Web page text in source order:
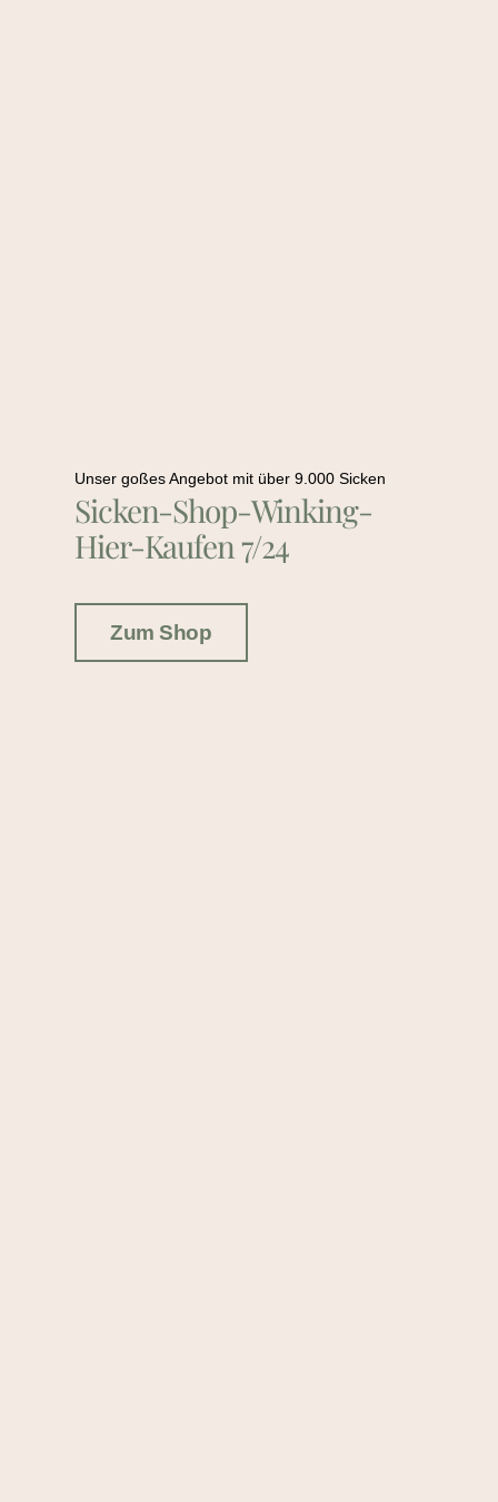
Unser goßes Angebot mit über 9.000 Sicken
Sicken-Shop-Winking-
Hier-Kaufen 7/24
Zum Shop